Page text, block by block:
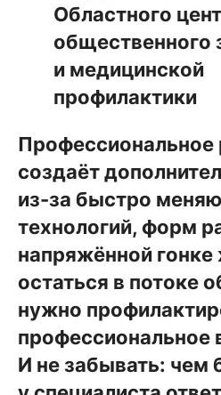
Областного
общественного
и медицинской
профилактики
Профессиональное
создаёт
из-за быстро
технологий, форм
напряжённой
остаться в потоке
нужно
профессиональное
И не забывать: чем